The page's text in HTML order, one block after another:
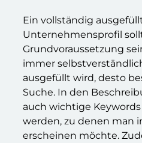
Ein vollständig
Unternehmensprofil
Grundvoraussetzung
immer
ausgefüllt wird, desto
Suche. In den
auch wichtige
werden, zu denen man
erscheinen möchte.